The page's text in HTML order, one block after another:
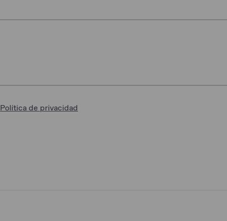
Política de privacidad